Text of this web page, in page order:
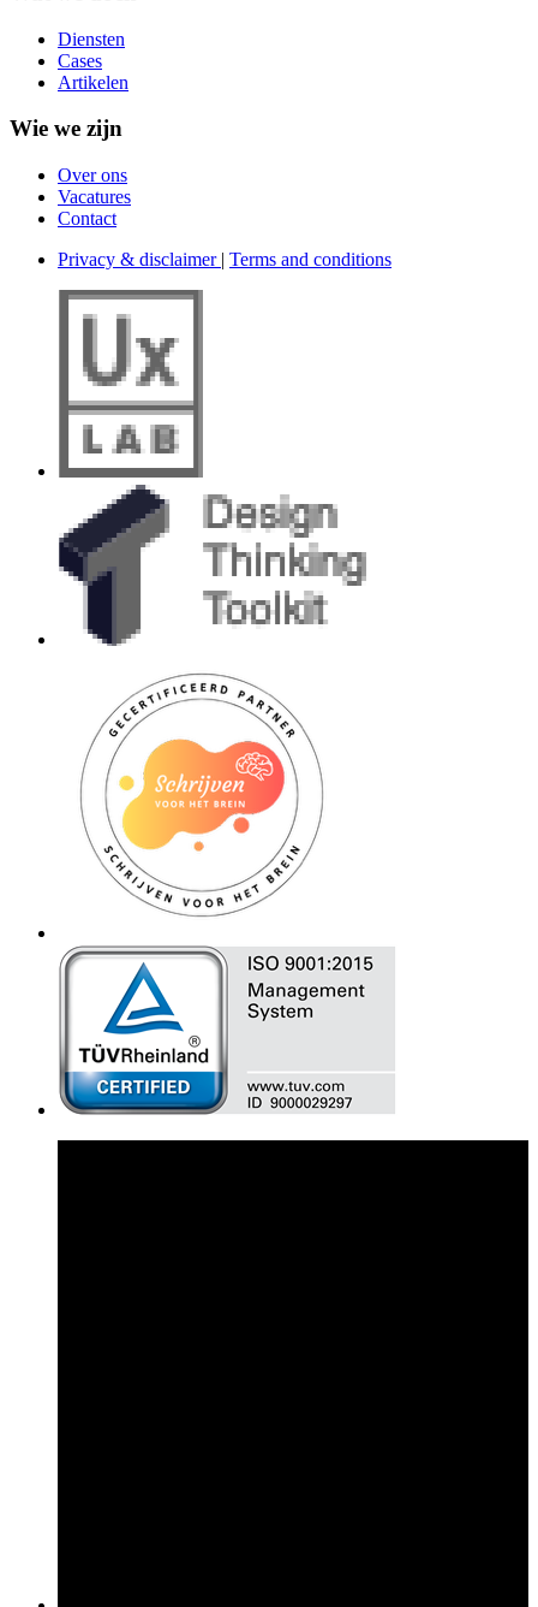
Diensten
Cases
Artikelen
Wie we zijn
Over ons
Vacatures
Contact
Privacy & disclaimer | Terms and conditions